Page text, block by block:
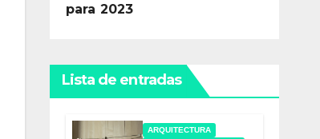
para 2023
Lista de entradas
ARQUITECTURA